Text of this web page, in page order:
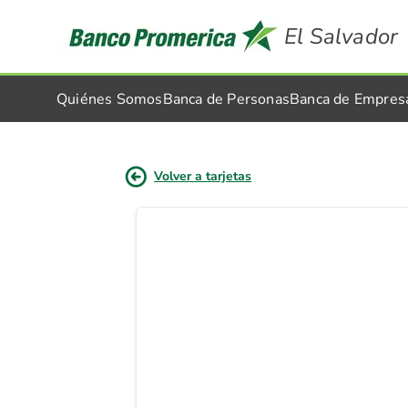
El Salvador
Quiénes SomosBanca de PersonasBanca de
Volver a tarjetas